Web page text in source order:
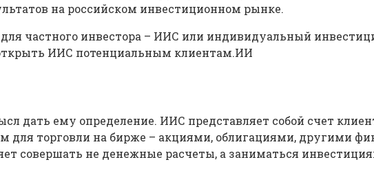
на российском инвестиционном рынке.
частного инвестора – ИИС или индивидуальный
ИИС потенциальным клиентам.ИИ
дать ему определение. ИИС представляет собой счет
для торговли на бирже – акциями, облигациями, другими
совершать не денежные расчеты, а заниматься